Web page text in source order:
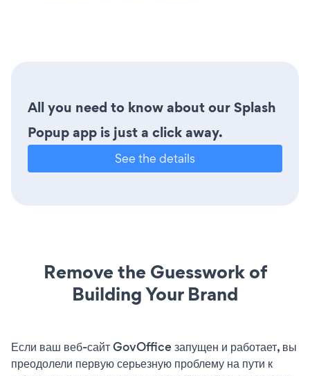
All you need to know about our Splash
Popup app is just a click away.
See the details
Remove the Guesswork of
Building Your Brand
Если ваш веб-сайт GovOffice запущен и работает, вы
преодолели первую серьезную проблему на пути к